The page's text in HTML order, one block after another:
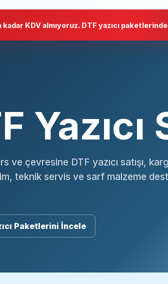
kadar KDV almıyoruz. DTF yazıcı
Yazıcı
ve çevresine DTF yazıcı satışı,
teknik servis ve sarf malzeme
Paketlerini İncele